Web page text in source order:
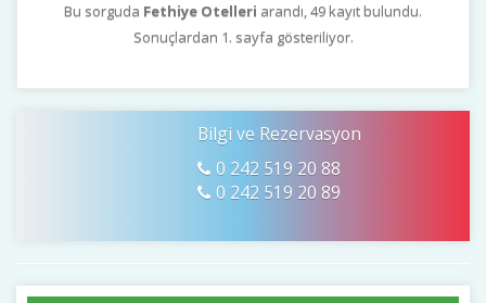
Bu sorguda Fethiye Otelleri arandı, 49 kayıt bulundu.
Sonuçlardan 1. sayfa gösteriliyor.
Bilgi ve Rezervasyon
0 242 519 20 88
0 242 519 20 89